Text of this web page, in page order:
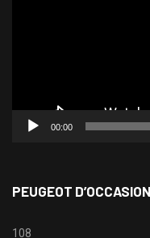
00:00
PEUGEOT D’OCCASION
108